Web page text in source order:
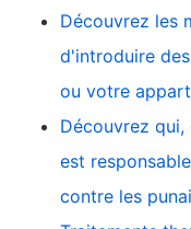
Découvrez les
d'introduire
ou votre
Découvrez
est
contre les